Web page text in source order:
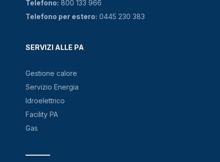
SERVIZI ALLE PA
Gestione calore
Servizio Energia
Idroelettrico
Facility PA
Gas
Telefono: 800 133 966
Telefono per estero: 0445 230 383